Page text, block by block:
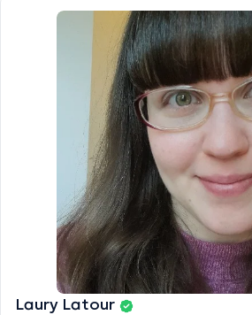
Laury Latour